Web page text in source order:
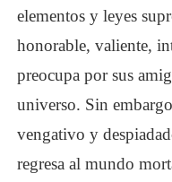
elementos y leyes
honorable, valiente,
preocupa por sus
universo. Sin
vengativo y
regresa al mundo